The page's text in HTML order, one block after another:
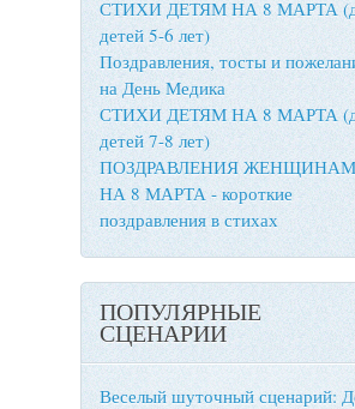
СТИХИ ДЕТЯМ НА 8 МАРТА
детей 5-6 лет)
Поздравления, тосты и
на День Медика
СТИХИ ДЕТЯМ НА 8 МАРТА
детей 7-8 лет)
ПОЗДРАВЛЕНИЯ ЖЕНЩИНАМ
НА 8 МАРТА - короткие
поздравления в стихах
ПОПУЛЯРНЫЕ
СЦЕНАРИИ
Веселый шуточный сценарий: